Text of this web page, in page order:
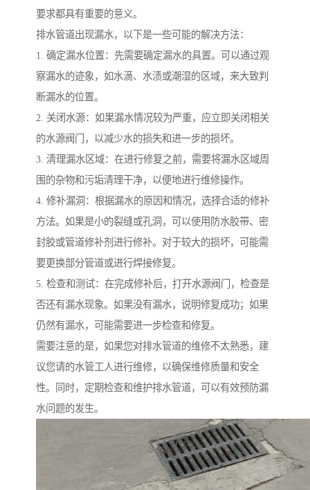
要求都具有重要的意义。
排水管道出现漏水，以下是一些可能的解决方法：
1. 确定漏水位置：先需要确定漏水的具置。可以通过观
察漏水的迹象，如水滴、水渍或潮湿的区域，来大致判
断漏水的位置。
2. 关闭水源：如果漏水情况较为严重，应立即关闭相关
的水源阀门，以减少水的损失和进一步的损坏。
3. 清理漏水区域：在进行修复之前，需要将漏水区域周
围的杂物和污垢清理干净，以便地进行维修操作。
4. 修补漏洞：根据漏水的原因和情况，选择合适的修补
方法。如果是小的裂缝或孔洞，可以使用防水胶带、密
封胶或管道修补剂进行修补。对于较大的损坏，可能需
要更换部分管道或进行焊接修复。
5. 检查和测试：在完成修补后，打开水源阀门，检查是
否还有漏水现象。如果没有漏水，说明修复成功；如果
仍然有漏水，可能需要进一步检查和修复。
需要注意的是，如果您对排水管道的维修不太熟悉，建
议您请的水管工人进行维修，以确保维修质量和安全
性。同时，定期检查和维护排水管道，可以有效预防漏
水问题的发生。